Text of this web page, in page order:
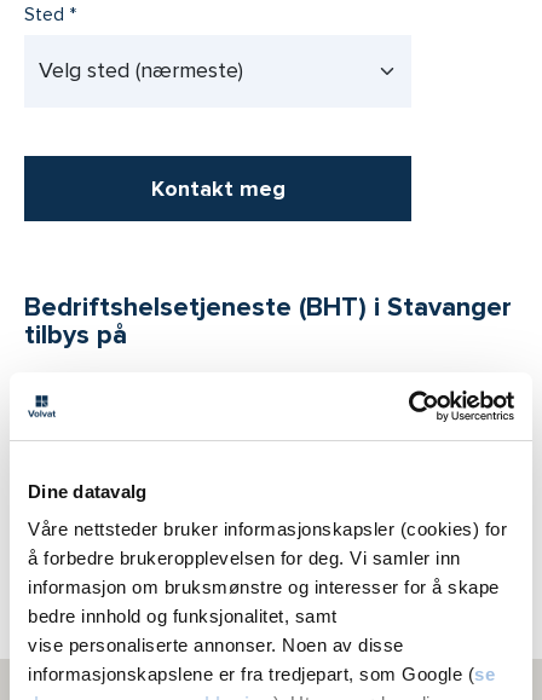
Dine datavalg
Våre nettsteder bruker informasjonskapsler (cookies) for
å forbedre brukeropplevelsen for deg. Vi samler inn
informasjon om bruksmønstre og interesser for å skape
bedre innhold og funksjonalitet, samt
vise personaliserte annonser. Noen av disse
informasjonskapslene er fra tredjepart, som Google (se
Sted
Kontakt meg
Bedriftshelsetjeneste (BHT) i Stavanger
tilbys på
Volvat
Stavanger
Trim Towers
Larsamyrå 18, 4313 Sandnes
52 69 69 69
Melding